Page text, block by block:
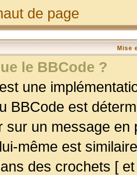
de page
Mise
le BBCode ?
une
BBCode est
sur un message
même est
des crochets [